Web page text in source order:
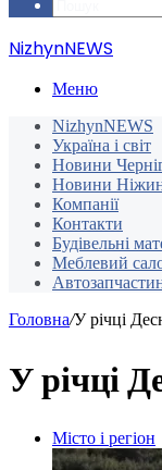
NizhynNEWS
Меню
NizhynNEWS
Україна і світ
Новини
Новини
Компанії
Контакти
Будівельні
Меблевий
Головна/У річці
У річці
Місто і регіон